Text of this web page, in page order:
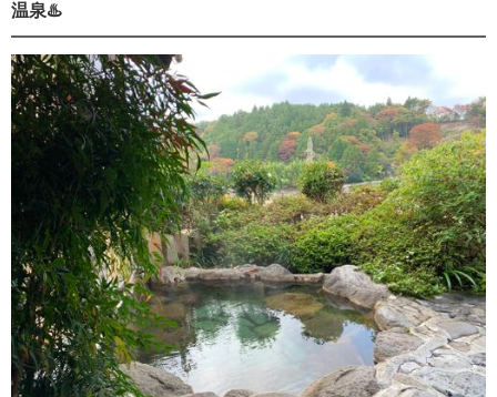
温泉♨️